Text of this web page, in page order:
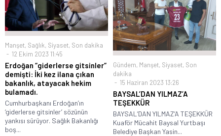
Manşet, Sağlık, Siyaset, Son dakika
12 Ekim 2023 11:45
Erdoğan “giderlerse gitsinler”
demişti: İki kez ilana çıkan
bakanlık, atayacak hekim
bulamadı.
Cumhurbaşkanı Erdoğan’ın
‘giderlerse gitsinler’ sözünün
yankısı sürüyor. Sağlık Bakanlığı
boş...
Gündem, Manşet, Siyaset, Son
dakika
15 Haziran 2023 13:26
BAYSAL’DAN YILMAZ’A
TEŞEKKÜR
BAYSAL’DAN YILMAZ’A TEŞEKKÜR
Kuaför Mücahit Baysal Yurtbaşı
Belediye Başkan Yasin...